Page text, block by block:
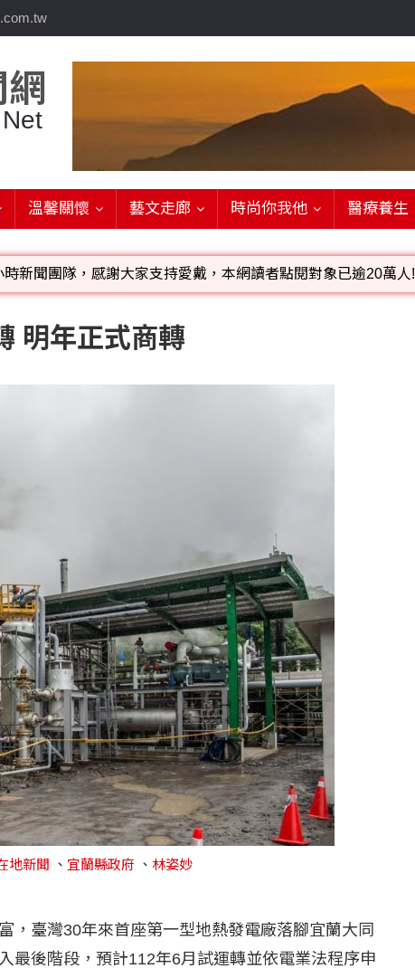
溫馨關懷 藝文走廊 時尚你我他 醫療養生
新聞團隊，感謝大家支持愛戴，本網讀者點閱對象已逾20萬人!
明年正式商轉
地新聞 、 宜蘭縣政府 、 林姿妙
，臺灣30年來首座第一型地熱發電廠落腳宜蘭大同
最後階段，預計112年6月試運轉並依電業法程序申